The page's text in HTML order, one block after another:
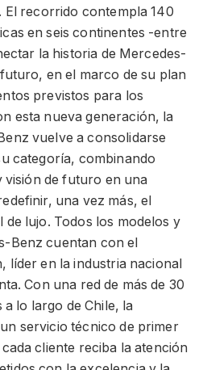
El recorrido contempla 140
en seis continentes -entre
la historia de Mercedes-
en el marco de su plan
previstos para los
esta nueva generación, la
vuelve a consolidarse
categoría, combinando
de futuro en una
una vez más, el
lujo. Todos los modelos y
Benz cuentan con el
líder en la industria nacional
Con una red de más de 30
lo largo de Chile, la
servicio técnico de primer
cliente reciba la atención